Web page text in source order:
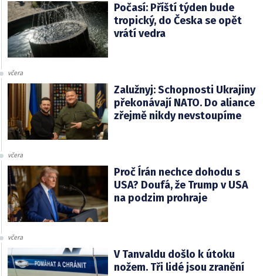
Počasí: Příští týden bude
tropický, do Česka se opět
vrátí vedra
včera
Zalužnyj: Schopnosti Ukrajiny
překonávají NATO. Do aliance
zřejmě nikdy nevstoupíme
včera
Proč Írán nechce dohodu s
USA? Doufá, že Trump v USA
na podzim prohraje
včera
V Tanvaldu došlo k útoku
nožem. Tři lidé jsou zranění